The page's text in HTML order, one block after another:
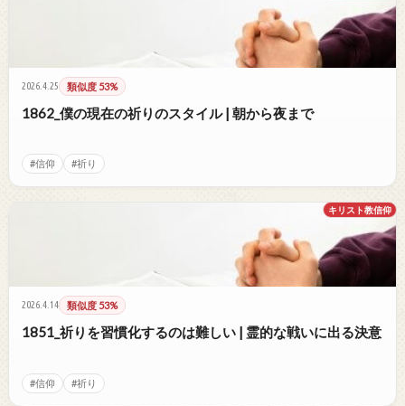
2026.4.25 類似度 53%
1862_僕の現在の祈りのスタイル | 朝から夜まで
#信仰 #祈り
キリスト教信仰
2026.4.14 類似度 53%
1851_祈りを習慣化するのは難しい | 霊的な戦いに出る決意
#信仰 #祈り